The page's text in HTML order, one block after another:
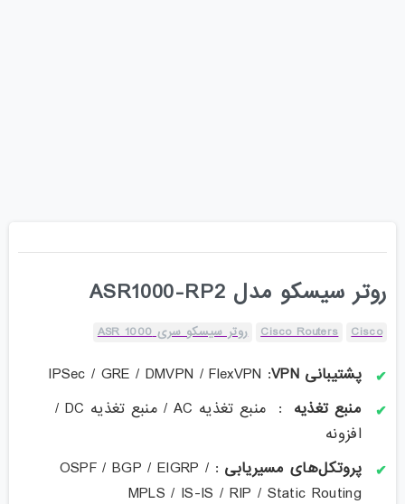
روتر سیسکو مدل ASR1000-RP2
Cisco
Cisco Routers روتر سیسکو سری ASR 1000
پشتیبانی VPN
: IPSec / GRE / DMVPN / FlexVPN
منبع تغذیه
: منبع تغذیه AC / منبع تغذیه DC /
افزونه
پروتکل‌های مسیریابی
: OSPF / BGP / EIGRP /
MPLS / IS-IS / RIP / Static Routing